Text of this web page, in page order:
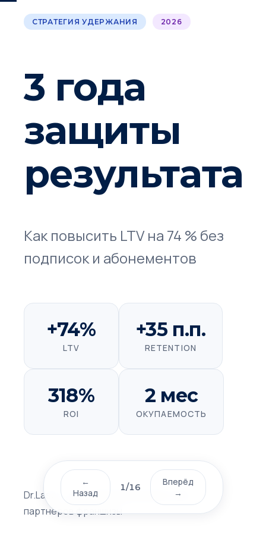
СТРАТЕГИЯ УДЕРЖАНИЯ 2026
3 года
защиты
результата
Как повысить LTV на 74 % без
подписок и абонементов
+74%
LTV
+35 п.п.
RETENTION
318%
ROI
2 мес
ОКУПАЕМОСТЬ
Dr.Laser — Внутренний документ для
партнёров франшизы
←
Назад
1/16
Вперёд
→